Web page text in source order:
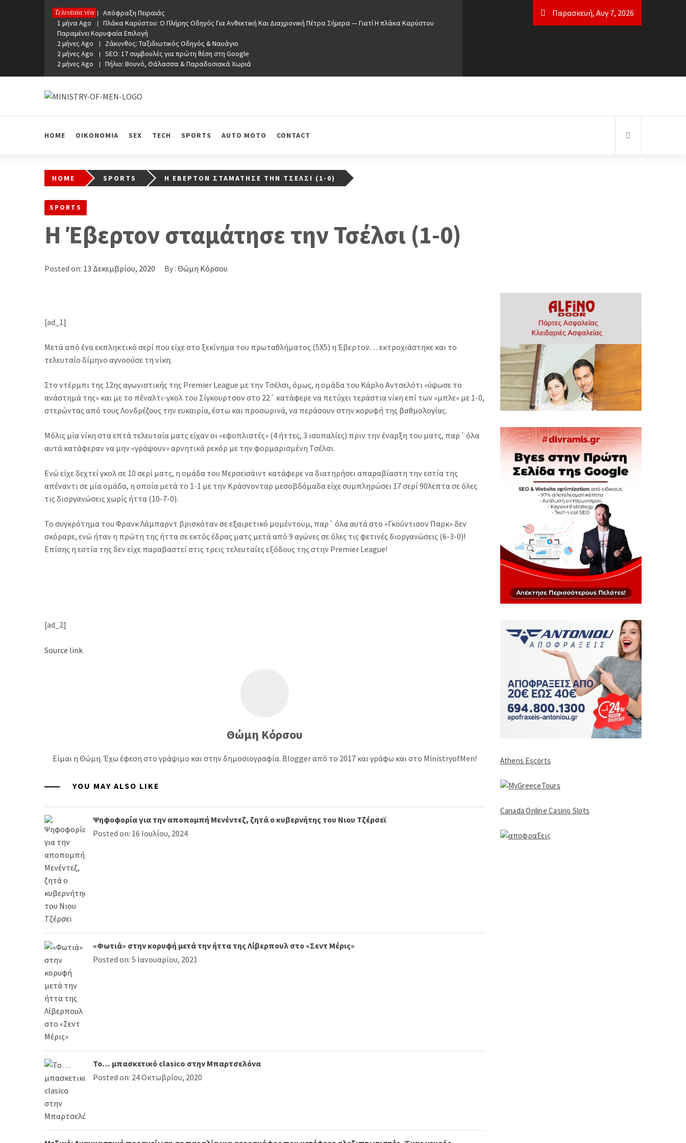
Τελευταία νέα
1 μήνα Ago
Απόφραξη Πειραιάς
1 μήνα Ago
Πλάκα Καρύστου: Ο Πλήρης Οδηγός Για Ανθεκτική Και Διαχρονική Πέτρα Σήμερα — Γιατί Η πλάκα Καρύστου
Παραμένει Κορυφαία Επιλογή
2 μήνες Ago
Ζάκυνθος: Ταξιδιωτικός Οδηγός & Ναυάγιο
2 μήνες Ago
SEO: 17 συμβουλές για πρώτη θέση στη Google
2 μήνες Ago
Πήλιο: Βουνό, Θάλασσα & Παραδοσιακά Χωριά
Παρασκευή, Αυγ 7, 2026
Ministry Of Men
HOME ΟΙΚΟΝΟΜΙΑ SEX TECH SPORTS AUTO MOTO CONTACT
HOME SPORTS Η ΈΒΕΡΤΟΝ ΣΤΑΜΆΤΗΣΕ ΤΗΝ ΤΣΈΛΣΙ (1-0)
SPORTS
Η Έβερτον σταμάτησε την Τσέλσι (1-0)
Posted on: 13 Δεκεμβρίου, 2020 By : Θώμη Κόρσου
[ad_1]
Μετά από ένα εκπληκτικό σερί που είχε στο ξεκίνημα του πρωταθλήματος (5Χ5) η Έβερτον… εκτροχιάστηκε και το
τελευταίο δίμηνο αγνοούσε τη νίκη.
Στο ντέρμπι της 12ης αγωνιστικής της Premier League με την Τσέλσι, όμως, η ομάδα του Κάρλο Αντσελότι «ύψωσε το
ανάστημά της» και με το πέναλτι-γκολ του Σίγκουρτσον στο 22΄ κατάφερε να πετύχει τεράστια νίκη επί των «μπλε» με 1-0,
στερώντας από τους Λονδρέζους την ευκαιρία, έστω και προσωρινά, να περάσουν στην κορυφή της βαθμολογίας.
Μόλις μία νίκη στα επτά τελευταία ματς είχαν οι «εφοπλιστές» (4 ήττες, 3 ισοπαλίες) πριν την έναρξη του ματς, παρ΄ όλα
αυτά κατάφεραν να μην «γράψουν» αρνητικά ρεκόρ με την φορμαρισμένη Τσέλσι.
Ενώ είχε δεχτεί γκολ σε 10 σερί ματς, η ομάδα του Μερσεϊσάιντ κατάφερε να διατηρήσει απαραβίαστη την εστία της
απέναντι σε μία ομάδα, η οποία μετά το 1-1 με την Κράσνονταρ μεσοβδόμαδα είχε συμπληρώσει 17 σερί 90λεπτα σε όλες
τις διοργανώσεις χωρίς ήττα (10-7-0).
Το συγκρότημα του Φρανκ Λάμπαρντ βρισκόταν σε εξαιρετικό μομέντουμ, παρ΄ όλα αυτά στο «Γκούντισον Παρκ» δεν
σκόραρε, ενώ ήταν η πρώτη της ήττα σε εκτός έδρας ματς μετά από 9 αγώνες σε όλες τις φετινές διοργανώσεις (6-3-0)!
Επίσης η εστία της δεν είχε παραβαστεί στις τρεις τελευταίες εξόδους της στην Premier League!
[ad_2]
Source link
Θώμη Κόρσου
Είμαι η Θώμη. Έχω έφεση στο γράψιμο και στην δημοσιογραφία. Blogger από το 2017 και γράφω και στο MinistryofMen!
YOU MAY ALSO LIKE
Ψηφοφορία για την αποπομπή Μενέντεζ, ζητά ο κυβερνήτης του Νιου Τζέρσεϊ
Posted on: 16 Ιουλίου, 2024
«Φωτιά» στην κορυφή μετά την ήττα της Λίβερπουλ στο «Σεντ Μέρις»
Posted on: 5 Ιανουαρίου, 2021
Το… μπασκετικό clasico στην Μπαρτσελόνα
Posted on: 24 Οκτωβρίου, 2020
Athens Escorts
Canada Online Casino Slots